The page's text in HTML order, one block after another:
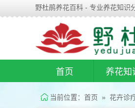
野杜鹃养花百科 - 专业养花知识
首页 养花知
当前位置： 首页 » 花卉诊